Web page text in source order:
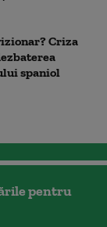
Criza
spaniol
pentru